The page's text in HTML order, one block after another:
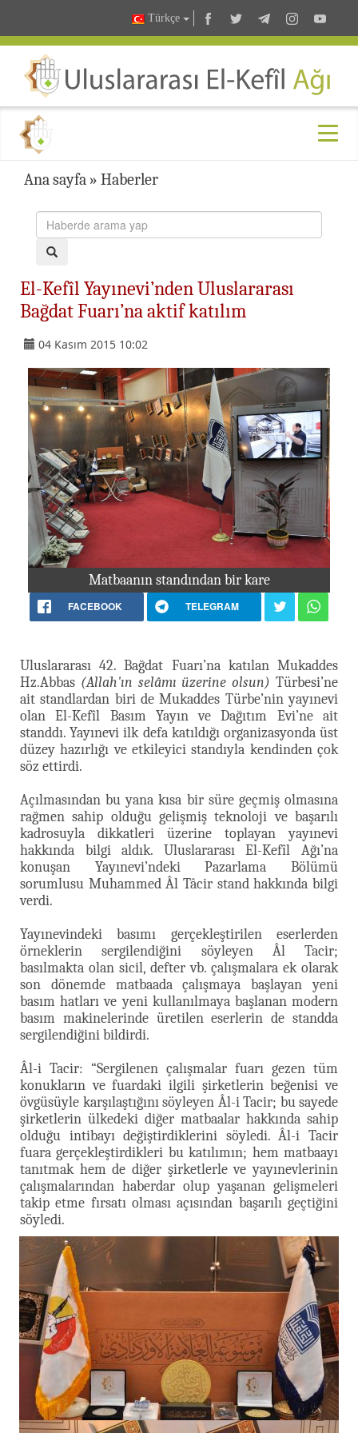
Türkçe
Ana sayfa » Haberler
El-Kefîl Yayınevi’nden Uluslararası
Bağdat Fuarı’na aktif katılım
04 Kasım 2015 10:02
Matbaanın standından bir kare
FACEBOOK TELEGRAM
Uluslararası 42. Bağdat Fuarı’na katılan Mukaddes
Hz.Abbas (Allah'ın selâmı üzerine olsun) Türbesi’ne
ait standlardan biri de Mukaddes Türbe’nin yayınevi
olan El-Kefîl Basım Yayın ve Dağıtım Evi’ne ait
standdı. Yayınevi ilk defa katıldığı organizasyonda üst
düzey hazırlığı ve etkileyici standıyla kendinden çok
söz ettirdi.
Açılmasından bu yana kısa bir süre geçmiş olmasına
rağmen sahip olduğu gelişmiş teknoloji ve başarılı
kadrosuyla dikkatleri üzerine toplayan yayınevi
hakkında bilgi aldık. Uluslararası El-Kefîl Ağı’na
konuşan Yayınevi’ndeki Pazarlama Bölümü
sorumlusu Muhammed Âl Tâcir stand hakkında bilgi
verdi.
Yayınevindeki basımı gerçekleştirilen eserlerden
örneklerin sergilendiğini söyleyen Âl Tacir;
basılmakta olan sicil, defter vb. çalışmalara ek olarak
son dönemde matbaada çalışmaya başlayan yeni
basım hatları ve yeni kullanılmaya başlanan modern
basım makinelerinde üretilen eserlerin de standda
sergilendiğini bildirdi.
Âl-i Tacir: “Sergilenen çalışmalar fuarı gezen tüm
konukların ve fuardaki ilgili şirketlerin beğenisi ve
övgüsüyle karşılaştığını söyleyen Âl-i Tacir; bu sayede
şirketlerin ülkedeki diğer matbaalar hakkında sahip
olduğu intibayı değiştirdiklerini söyledi. Âl-i Tacir
fuara gerçekleştirdikleri bu katılımın; hem matbaayı
tanıtmak hem de diğer şirketlerle ve yayınevlerinin
çalışmalarından haberdar olup yaşanan gelişmeleri
takip etme fırsatı olması açısından başarılı geçtiğini
söyledi.